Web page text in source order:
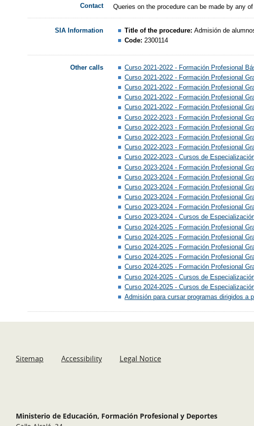
Contact Queries on the procedure can be made by any
SIA Information Title of the procedure:Admisión de
Code: 2300114
Other calls
Curso 2021-2022 - Formación Profesional
Curso 2021-2022 - Formación Profesional
Curso 2021-2022 - Formación Profesional
Curso 2021-2022 - Formación Profesional
Curso 2021-2022 - Formación Profesional
Curso 2022-2023 - Formación Profesional
Curso 2022-2023 - Formación Profesional
Curso 2022-2023 - Formación Profesional
Curso 2022-2023 - Formación Profesional
Curso 2022-2023 - Cursos de
Curso 2023-2024 - Formación Profesional
Curso 2023-2024 - Formación Profesional
Curso 2023-2024 - Formación Profesional
Curso 2023-2024 - Formación Profesional
Curso 2023-2024 - Formación Profesional
Curso 2023-2024 - Cursos de
Curso 2024-2025 - Formación Profesional
Curso 2024-2025 - Formación Profesional
Curso 2024-2025 - Formación Profesional
Curso 2024-2025 - Formación Profesional
Curso 2024-2025 - Formación Profesional
Curso 2024-2025 - Cursos de
Curso 2024-2025 - Cursos de
Admisión para cursar programas dirigidos a
Sitemap Accessibility Legal Notice
Ministerio de Educación, Formación Profesional y Deportes